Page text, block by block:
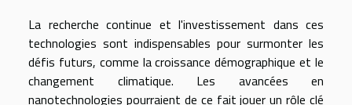
La recherche continue et l'investissement dans ces
technologies sont indispensables pour surmonter les
défis futurs, comme la croissance démographique et le
changement climatique. Les avancées en
nanotechnologies pourraient de ce fait jouer un rôle clé